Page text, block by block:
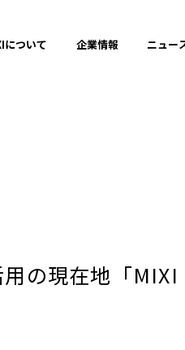
について 企業情報 ニュー
の現在地「